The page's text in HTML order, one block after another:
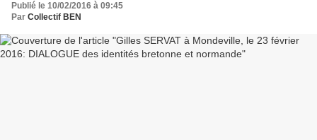
Publié le 10/02/2016 à 09:45
Par Collectif BEN